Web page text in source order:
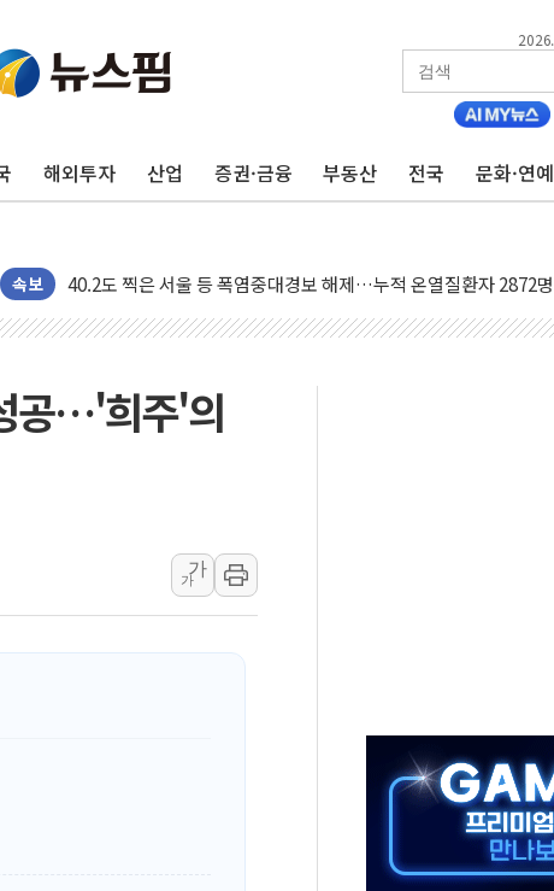
해외투자 산업 증권·금융 부동산 전국 문화·연예
속보
후티 반군, 예멘 정부군과 사우디 동시 공격… 위기 고조되는 또 다
42.5도 역대급 폭염…동물들도 특별식으로 여름나기 [뉴스핌 줌
포스코홀딩스, 포스코인터·DX 지분 일부 매각
태국 학교서 중학생 총기 난사...최소 7명 사망
"文정부 악몽 재현 안돼"...李 부동산 세제안에 與 내부서 '총선·대
신세계사이먼 '대구 프리미엄 아울렛' 건립 '본궤도'
'변기 수리' 집주인에게 흉기 휘두른 30대 세입자…경찰, 현행범 체
워트, 상반기 영업이익 30억원
랩지노믹스 "디엑솜과 美 암 진단 분야 독점 라이선스 계약"
보로노이, 폐암 치료제 'VRN11' 캐나다 IND 신청
1순위보다 낮은 특별공급 경쟁률… 실수요자 관심
공…'희주'의
가
가